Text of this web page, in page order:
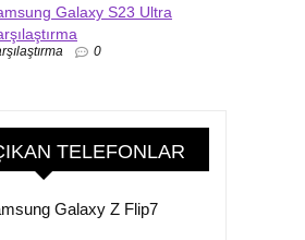
Galaxy S23 Ultra
0
TELEFONLAR
Galaxy Z Flip7